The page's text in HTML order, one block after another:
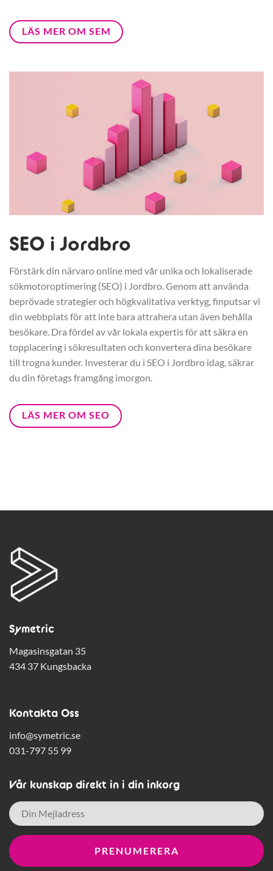
LÄS MER OM SEM
SEO i Jordbro
Förstärk din närvaro online med vår unika och lokaliserade
sökmotoroptimering (SEO) i Jordbro. Genom att använda
beprövade strategier och högkvalitativa verktyg, finputsar vi
din webbplats för att inte bara attrahera utan även behålla
besökare. Dra fördel av vår lokala expertis för att säkra en
topplacering i sökresultaten och konvertera dina besökare
till trogna kunder. Investerar du i SEO i Jordbro idag, säkrar
du din företags framgång imorgon.
LÄS MER OM SEO
Symetric
Magasinsgatan 35
434 37 Kungsbacka
Kontakta Oss
info@symetric.se
031-797 55 99
Vår kunskap direkt in i din inkorg
E-
post *